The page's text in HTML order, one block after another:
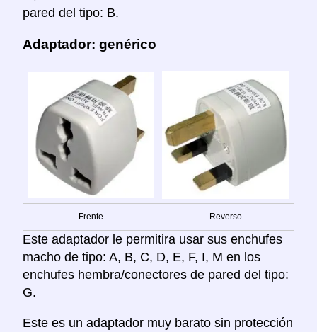
pared del tipo: B.
Adaptador: genérico
Frente Reverso
Este adaptador le permitira usar sus enchufes
macho de tipo: A, B, C, D, E, F, I, M en los
enchufes hembra/conectores de pared del tipo:
G.
Este es un adaptador muy barato sin protección